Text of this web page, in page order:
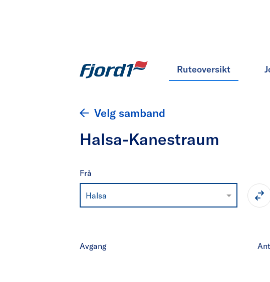
Ruteoversikt
Velg samband
Halsa-Kanestraum
Frå
Halsa
Avgang